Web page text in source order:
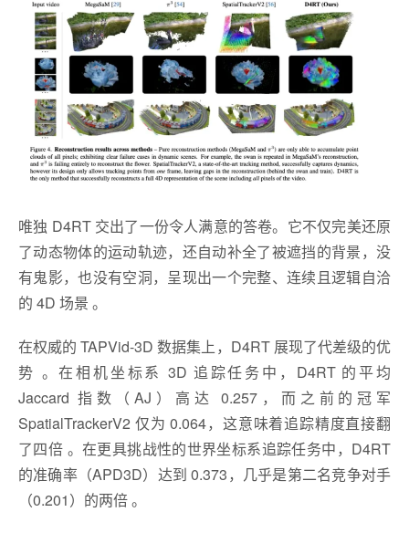
唯独 D4RT 交出了一份令人满意的答卷。它不仅完美还原
了动态物体的运动轨迹，还自动补全了被遮挡的背景，没
有鬼影，也没有空洞，呈现出一个完整、连续且逻辑自洽
的 4D 场景 。
在权威的 TAPVid-3D 数据集上，D4RT 展现了代差级的优
势 。在相机坐标系 3D 追踪任务中，D4RT 的平均
Jaccard 指数（AJ）高达 0.257，而之前的冠军
SpatialTrackerV2 仅为 0.064，这意味着追踪精度直接翻
了四倍 。在更具挑战性的世界坐标系追踪任务中，D4RT
的准确率（APD3D）达到 0.373，几乎是第二名竞争对手
（0.201）的两倍 。